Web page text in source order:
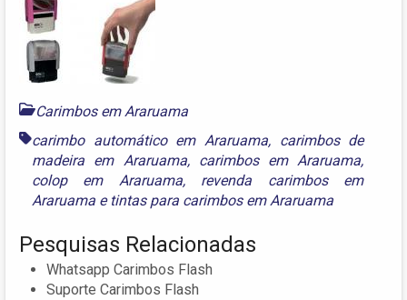
Carimbos em Araruama
carimbo automático em Araruama, carimbos de
madeira em Araruama, carimbos em Araruama,
colop em Araruama, revenda carimbos em
Araruama e tintas para carimbos em Araruama
Pesquisas Relacionadas
Whatsapp Carimbos Flash
Suporte Carimbos Flash